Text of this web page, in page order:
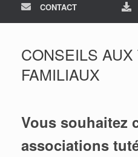
CONTACT
CONSEILS
FAMILIAUX
Vous souhaitez
associations